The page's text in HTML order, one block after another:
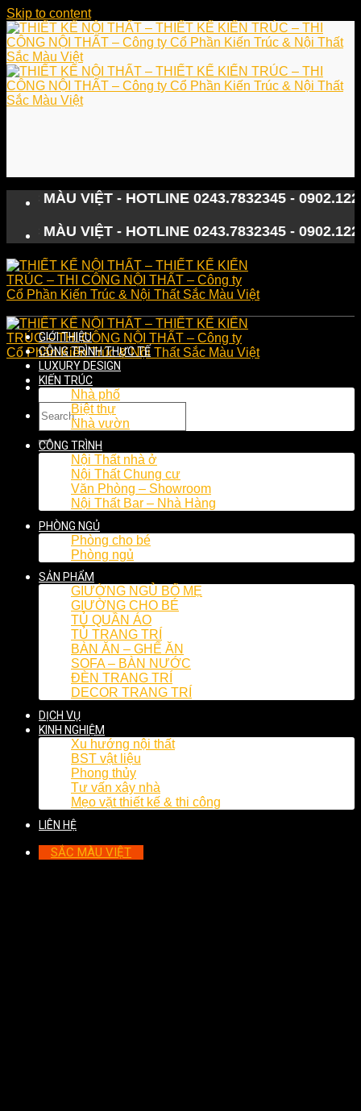
Skip to content
VIỆT - HOTLINE 0243.7832345 - 0902.122133
VIỆT - HOTLINE 0243.7832345 - 0902.122133
GIỚI THIỆU
CÔNG TRÌNH THỰC TẾ
LUXURY DESIGN
KIẾN TRÚC
Nhà phố
Biệt thự
Nhà vườn
CÔNG TRÌNH
Nội Thất nhà ở
Nội Thất Chung cư
Văn Phòng – Showroom
Nội Thất Bar – Nhà Hàng
PHÒNG NGỦ
Phòng cho bé
Phòng ngủ
SẢN PHẨM
GIƯỜNG NGỦ BỐ MẸ
GIƯỜNG CHO BÉ
TỦ QUẦN ÁO
TỦ TRANG TRÍ
BÀN ĂN – GHẾ ĂN
SOFA – BÀN NƯỚC
ĐÈN TRANG TRÍ
DECOR TRANG TRÍ
DỊCH VỤ
KINH NGHIỆM
Xu hướng nội thất
BST vật liệu
Phong thủy
Tư vấn xây nhà
Mẹo vặt thiết kế & thi công
LIÊN HỆ
SẮC MÀU VIỆT